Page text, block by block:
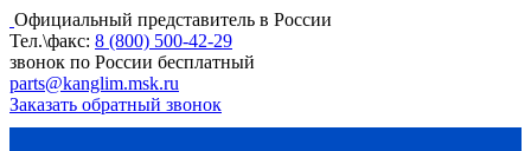
Официальный представитель в России
Тел.\факс: 8 (800) 500-42-29
звонок по России бесплатный
parts@kanglim.msk.ru
Заказать обратный звонок